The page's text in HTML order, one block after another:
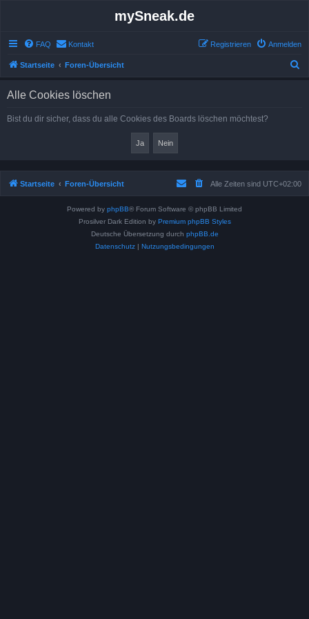
mySneak.de
FAQ Kontakt Anmelden
Registrieren
Startseite Foren-Übersicht
Alle Cookies löschen
Bist du dir sicher, dass du alle Cookies des Boards löschen möchtest?
Startseite Foren-Übersicht Alle Zeiten sind UTC+02:00
Powered by phpBB® Forum Software © phpBB Limited
Prosilver Dark Edition by Premium phpBB Styles
Deutsche Übersetzung durch phpBB.de
Datenschutz| Nutzungsbedingungen